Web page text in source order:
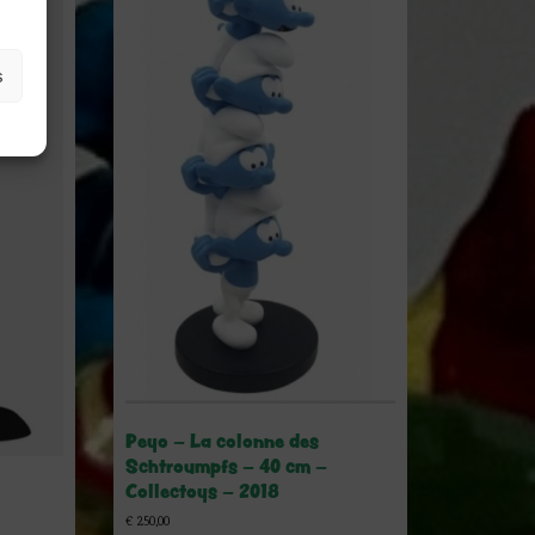
Peyo – La colonne des
Schtroumpfs – 40 cm –
Collectoys – 2018
€ 250,00